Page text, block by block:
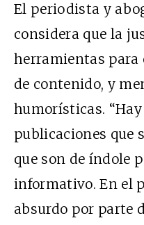
El periodista y
considera que la
herramientas
de contenido, y
humorísticas.
publicaciones que
que son de índole
informativo. En el
absurdo por parte